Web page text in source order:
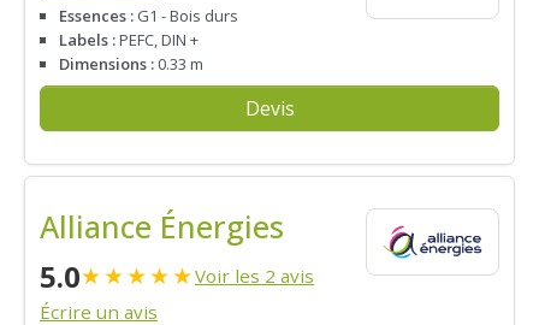
Essences : G1 - Bois durs
Labels :PEFC, DIN +
Dimensions : 0.33 m
Devis
Alliance Énergies
5.0★★★★★Voir les 2 avis
Écrire un avis